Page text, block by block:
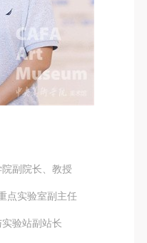
副院长、教授
点实验室副主任
验站副站长